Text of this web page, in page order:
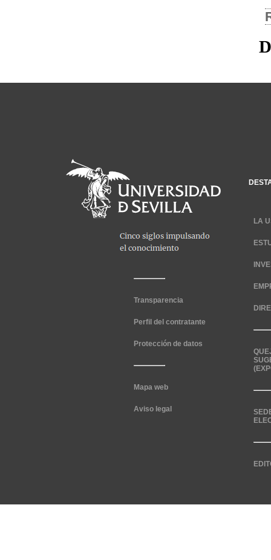
Transparencia
Perfil del contratante
Protección de datos
Mapa web
Aviso legal
LA